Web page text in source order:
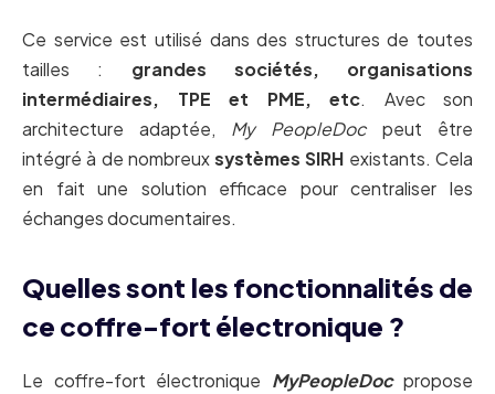
Ce service est utilisé dans des structures de toutes
tailles : grandes sociétés, organisations
intermédiaires, TPE et PME, etc. Avec son
architecture adaptée, My PeopleDocpeut être
intégré à de nombreuxsystèmes SIRH existants. Cela
en fait une solution efficace pour centraliser les
échanges documentaires.
Quelles sont les fonctionnalités de
ce coffre-fort électronique ?
Le coffre-fort électronique MyPeopleDocpropose